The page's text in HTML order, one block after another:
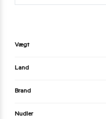
Vægt
Land
Brand
Nudler